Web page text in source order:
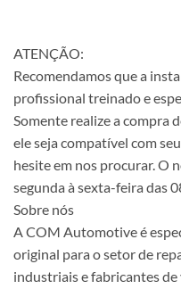
ATENÇÃO:
Recomendamos que a
profissional treinado e
Somente realize a compra
ele seja compatível com
hesite em nos procurar. O
segunda à sexta-feira das
Sobre nós
A COM Automotive é
original para o setor de
industriais e fabricantes